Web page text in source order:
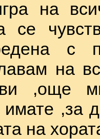
на
се
с
на
,още
имате ,за
на